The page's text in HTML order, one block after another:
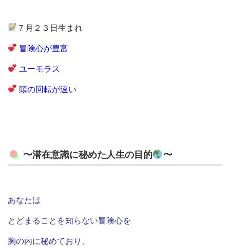
７月２３日生まれ
冒険心が豊富
ユーモラス
頭の回転が速い
〜潜在意識に秘めた人生の目的 〜
あなたは
とどまることを知らない冒険心を
胸の内に秘めており、